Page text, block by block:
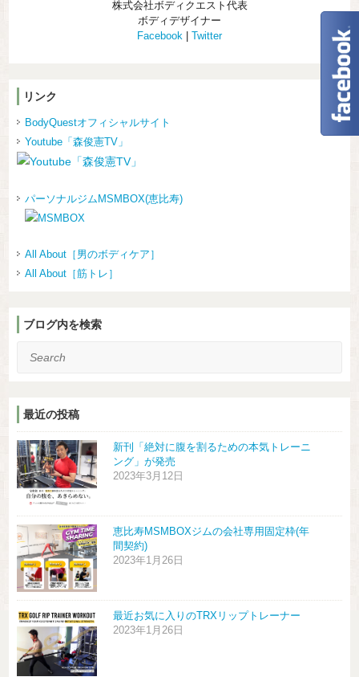
株式会社ボディクエスト代表
ボディデザイナー
Facebook
Twitter
リンク
BodyQuestオフィシャルサイト
Youtube「森俊憲TV」
パーソナルジムMSMBOX(恵比寿)
All About［男のボディケア］
All About［筋トレ］
ブログ内を検索
Search
最近の投稿
新刊「絶対に腹を割るための本気トレーニ
ング」が発売
2023年3月12日
恵比寿MSMBOXジムの会社専用固定枠(年
間契約)
2023年1月26日
最近お気に入りのTRXリップトレーナー
2023年1月26日